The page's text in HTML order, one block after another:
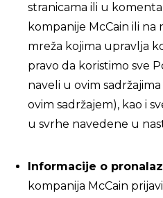
stranicama ili u
kompanije McCain ili
mreža kojima upravlja
pravo da koristimo sve
naveli u ovim
ovim sadržajem), kao i
u svrhe navedene u
Informacije o
kompanija McCain